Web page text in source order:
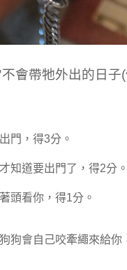
會帶牠外出的日子
門，得3分。
知道要出門了，得2分。
頭看你，得1分。
狗會自己咬牽繩來給你